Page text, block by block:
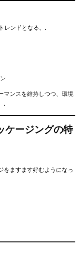
レンドとなる。.
マンスを維持しつつ、環境
.
ージングの特
をますます好むようになっ